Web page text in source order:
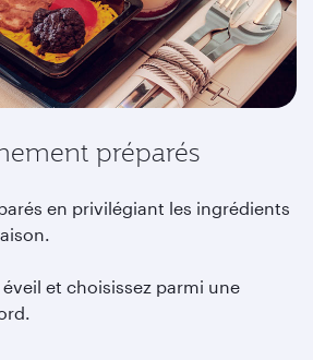
préparés
en privilégiant les ingrédients
et choisissez parmi une